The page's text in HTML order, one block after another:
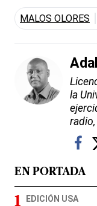
MALOS OLORES
la
EN PORTADA
EDICIÓN USA